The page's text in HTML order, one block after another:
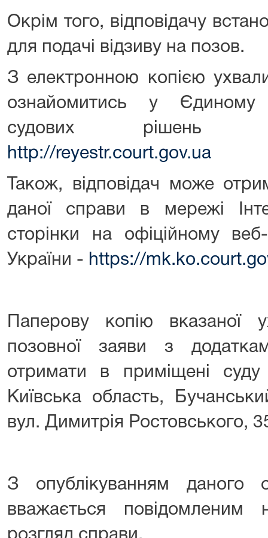
Окрім того, відповідачу
для подачі відзиву на позов.
З електронною копією
ознайомитись у Єдиному
судових рішень
http://reyestr.court.gov.ua
Також, відповідач може
даної справи в мережі
сторінки на офіційному
України - https://
Паперову копію вказаної
позовної заяви з
отримати в приміщені
Київська область,
вул. Димитрія Ростовського,
З опублікуванням даного
вважається